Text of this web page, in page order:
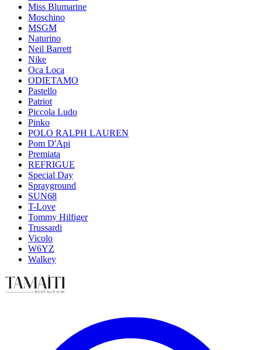
Miss Blumarine
Moschino
MSGM
Naturino
Neil Barrett
Nike
Oca Loca
ODIETAMO
Pastello
Patriot
Piccola Ludo
Pinko
POLO RALPH LAUREN
Pom D'Api
Premiata
REFRIGUE
Special Day
Sprayground
SUN68
T-Love
Tommy Hilfiger
Trussardi
Vicolo
W6YZ
Walkey